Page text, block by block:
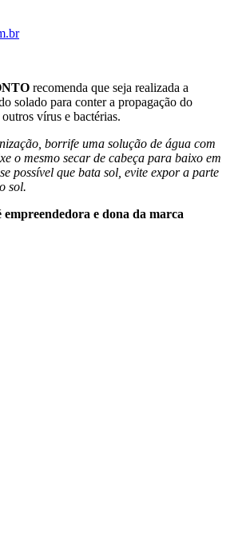
recomenda que seja realizada a
solado para conter a propagação do
vírus e bactérias.
borrife uma solução de água com
o mesmo secar de cabeça para baixo em
possível que bata sol, evite expor a parte
sol.
e dona da marca